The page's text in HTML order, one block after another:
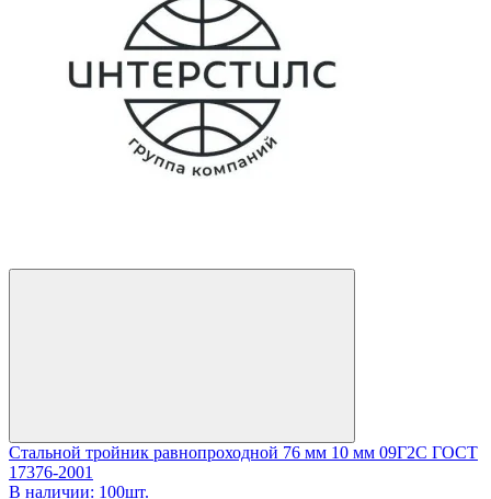
Стальной тройник равнопроходной 76 мм 10 мм 09Г2С ГОСТ
17376-2001
В наличии: 100шт.